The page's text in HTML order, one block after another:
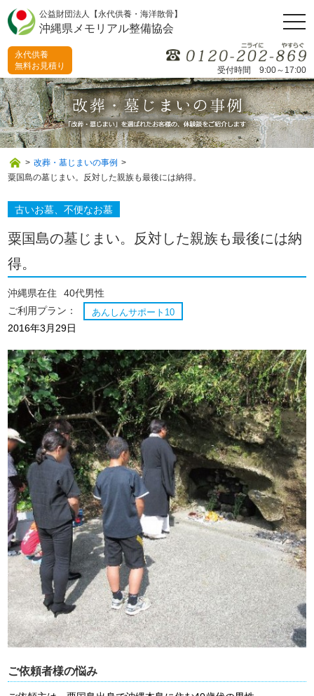
公益財団法人【永代供養・海洋散骨】
沖縄県メモリアル整備協会
受付時間 9:00～17:00
永代供養
無料お見積り
> 改葬・墓じまいの事例 >
粟国島の墓じまい。反対した親族も最後には納得。
古いお墓、不便なお墓
粟国島の墓じまい。反対した親族も最後には納
得。
沖縄県在住
40代男性
ご利用プラン：
あんしんサポート10
2016年3月29日
ご依頼者様の悩み